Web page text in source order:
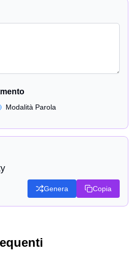
Modalità Parola
Genera Copia